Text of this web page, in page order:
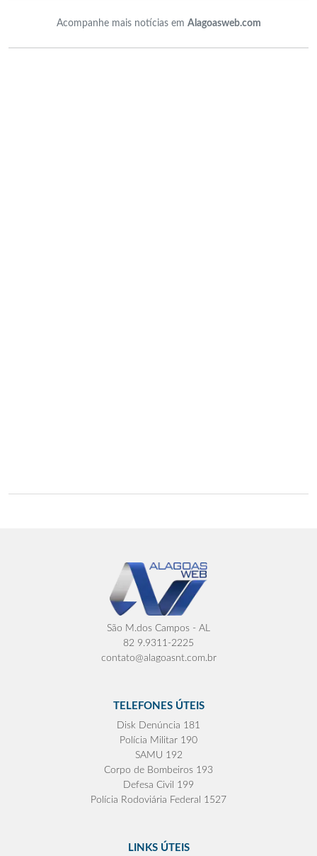
Acompanhe mais notícias em Alagoasweb.com
São M.dos Campos - AL
82 9.9311-2225
contato@alagoasnt.com.br
TELEFONES ÚTEIS
Disk Denúncia 181
Polícia Militar 190
SAMU 192
Corpo de Bombeiros 193
Defesa Civil 199
Polícia Rodoviária Federal 1527
LINKS ÚTEIS